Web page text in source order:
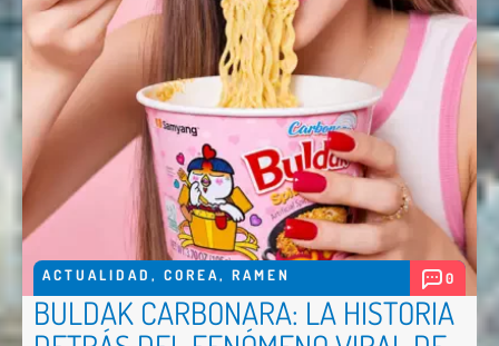
ACTUALIDAD , COREA, RAMEN 0
BULDAK CARBONARA: LA HISTORIA